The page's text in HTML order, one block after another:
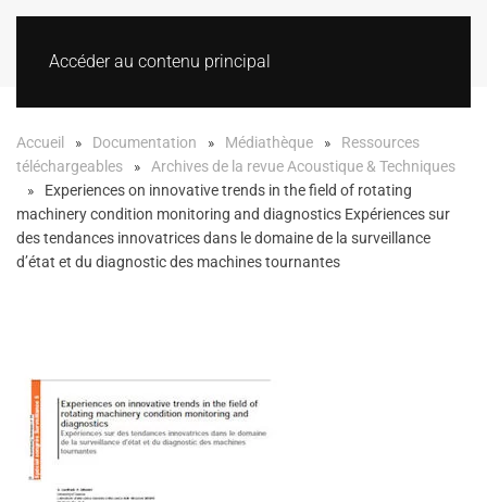
Accéder au contenu principal
Accueil Documentation Médiathèque
Ressources
téléchargeables
Archives de la revue Acoustique & Techniques
Experiences on innovative trends in the field of rotating
machinery condition monitoring and diagnostics Expériences sur
des tendances innovatrices dans le domaine de la surveillance
d’état et du diagnostic des machines tournantes